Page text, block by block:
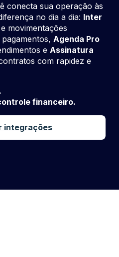
conecta sua operação às
no dia a dia: Inter
movimentações
Agenda Pro
e Assinatura
com rapidez e
financeiro.
integrações